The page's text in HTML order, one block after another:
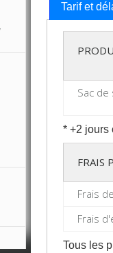
Tarif et
Sac de
* +2 jours
FRAIS
Frais
Frais
Tous les